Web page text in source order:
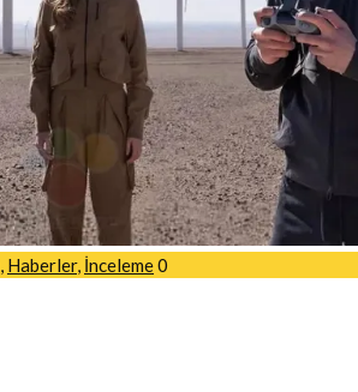
, Haberler, İnceleme0